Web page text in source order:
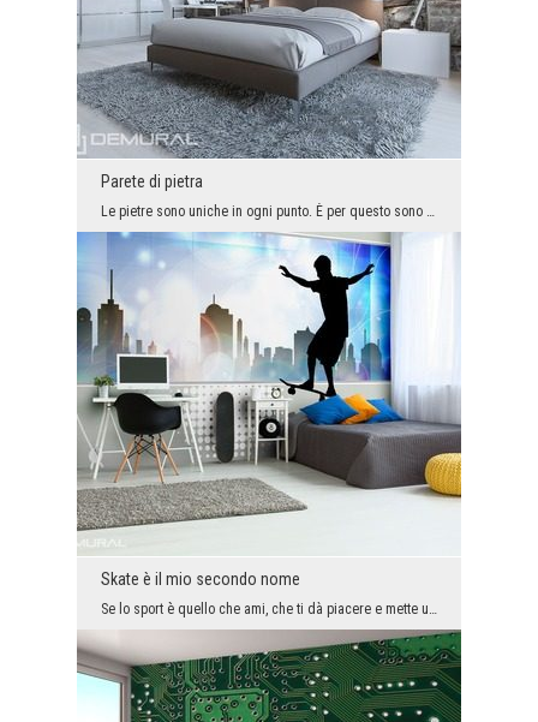
Parete di pietra
Le pietre sono uniche in ogni punto. È per questo sono in grado di creare la decorazione molto i...
Skate è il mio secondo nome
Se lo sport è quello che ami, che ti dà piacere e mette un sorriso sulla tua faccia, il carta da ...